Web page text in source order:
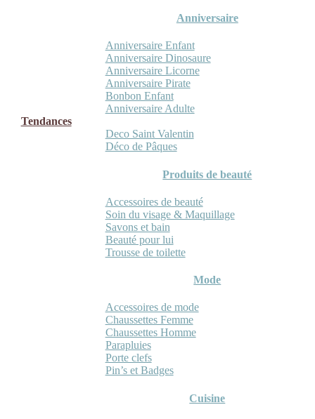
Anniversaire
Anniversaire Enfant
Anniversaire Dinosaure
Anniversaire Licorne
Anniversaire Pirate
Bonbon Enfant
Anniversaire Adulte
Tendances
Deco Saint Valentin
Déco de Pâques
Produits de beauté
Accessoires de beauté
Soin du visage & Maquillage
Savons et bain
Beauté pour lui
Trousse de toilette
Mode
Accessoires de mode
Chaussettes Femme
Chaussettes Homme
Parapluies
Porte clefs
Pin’s et Badges
Cuisine